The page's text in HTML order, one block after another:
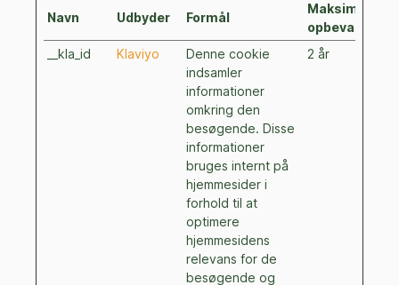
Navn Udbyder Formål
Maksimal
__kla_id
Klaviyo
Denne cookie
indsamler
informationer
omkring den
besøgende. Disse
informationer
bruges internt på
hjemmesider i
forhold til at
optimere
hjemmesidens
relevans for de
besøgende og
2 år